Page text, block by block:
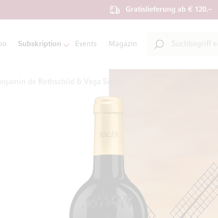
Gratislieferung ab € 120.–
Subskription Events Magazin
Suche
de Rothschild & Vega Sicilia